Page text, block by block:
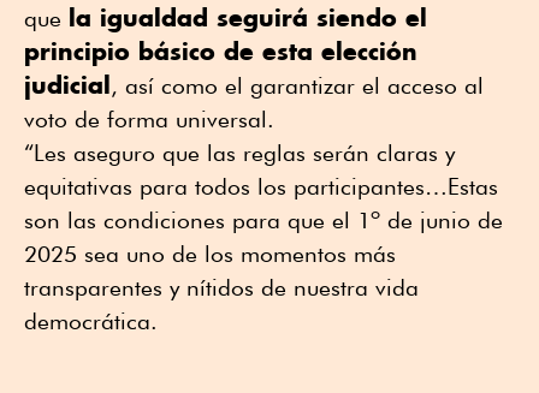
que la igualdad seguirá siendo el
principio básico de esta elección
judicial, así como el garantizar el acceso al
voto de forma universal.
“Les aseguro que las reglas serán claras y
equitativas para todos los participantes…Estas
son las condiciones para que el 1º de junio de
2025 sea uno de los momentos más
transparentes y nítidos de nuestra vida
democrática.